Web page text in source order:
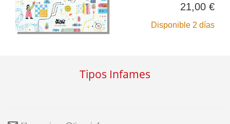
21,00 €
Disponible 2 días
Tipos Infames